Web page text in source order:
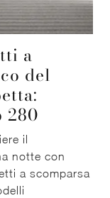
a
del
280
il
notte con
a scomparsa